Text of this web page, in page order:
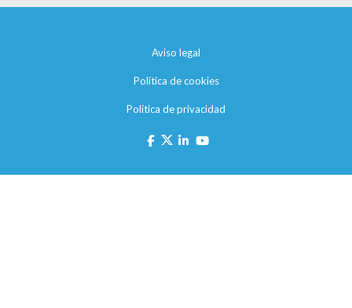
Aviso legal
Política de cookies
Política de privacidad